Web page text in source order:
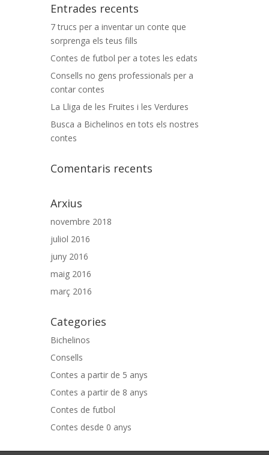
Entrades recents
7 trucs per a inventar un conte que
sorprenga els teus fills
Contes de futbol per a totes les edats
Consells no gens professionals per a
contar contes
La Lliga de les Fruites i les Verdures
Busca a Bichelinos en tots els nostres
contes
Comentaris recents
Arxius
novembre 2018
juliol 2016
juny 2016
maig 2016
març 2016
Categories
Bichelinos
Consells
Contes a partir de 5 anys
Contes a partir de 8 anys
Contes de futbol
Contes desde 0 anys